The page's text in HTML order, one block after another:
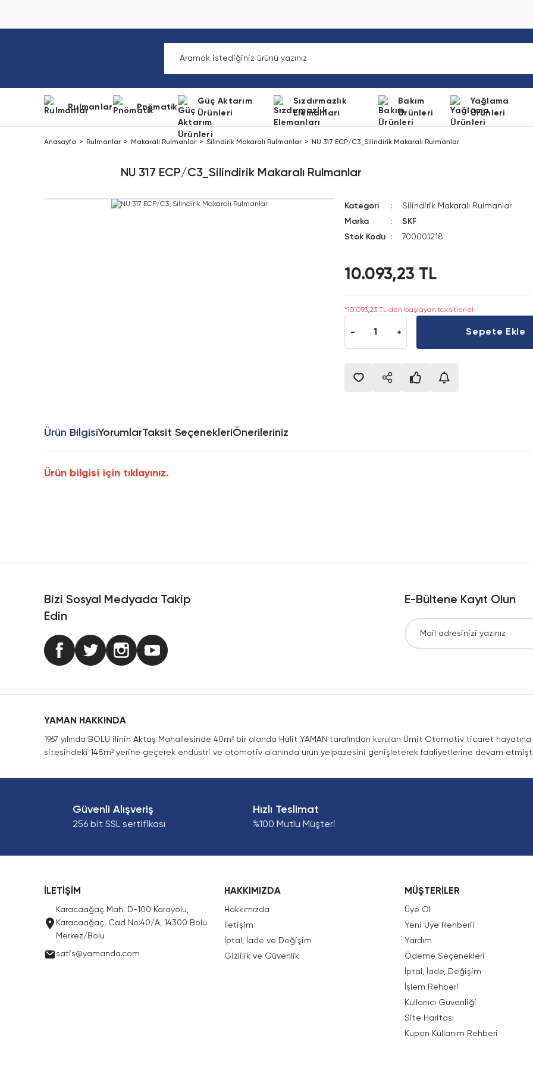
Rulmanlar Pnömatik
Güç Aktarım
Ürünleri
Sızdırmazlık
Elemanları
Bakım
Ürünleri
Yağlama
Ürünleri
Anasayfa Rulmanlar Makaralı Rulmanlar Silindirik Makaralı Rulmanlar NU 317 ECP/C3_Silindirik Makaralı Rulmanlar
NU 317 ECP/C3_Silindirik Makaralı Rulmanlar
Kategori
Silindirik Makaralı Rulmanlar
Marka
SKF
Stok Kodu
700001218
10.093,23 TL
*10.093,23 TL den başlayan taksitlerle!
Sepete Ekle
Ürün BilgisiYorumlarTaksit SeçenekleriÖnerileriniz
Ürün bilgisi için tıklayınız.
Bizi Sosyal Medyada Takip
Edin
E-Bültene Kayıt Olun
YAMAN HAKKINDA
1967 yılında BOLU ilinin Aktaş Mahallesinde 40m² bir alanda Halit YAMAN tarafından kurulan Ümit Otomotiv ticaret
sitesindeki 148m² yerine geçerek endüstri ve otomotiv alanında ürün yelpazesini genişleterek faaliyetlerine devam
Güvenli Alışveriş
256 bit SSL sertifikası
Hızlı Teslimat
%100 Mutlu Müşteri
İLETİŞİM
Karacaağaç Mah. D-100 Karayolu,
Karacaağaç, Cad No:40/A, 14300 Bolu
Merkez/Bolu
satis@yamanda.com
HAKKIMIZDA
Hakkımızda
İletişim
İptal, İade ve Değişim
Gizlilik ve Güvenlik
MÜŞTERİLER
Üye Ol
Yeni Üye Rehberii
Yardım
Ödeme Seçenekleri
İptal, İade, Değişim
İşlem Rehberi
Kullanıcı Güvenliği
Site Haritası
Kupon Kullanım Rehberi